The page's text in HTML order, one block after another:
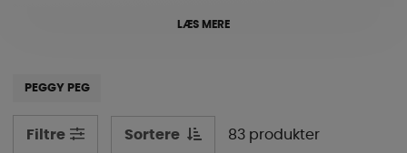
LÆS MERE
PEGGY PEG
Filtre Sortere 83 produkter